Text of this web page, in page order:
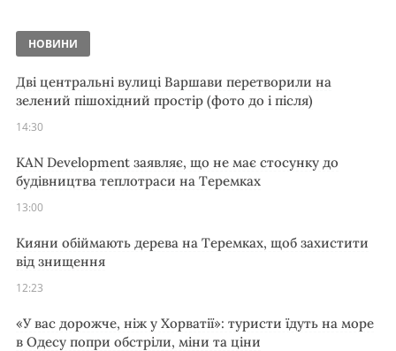
НОВИНИ
Дві центральні вулиці Варшави перетворили на
зелений пішохідний простір (фото до і після)
14:30
KAN Development заявляє, що не має стосунку до
будівництва теплотраси на Теремках
13:00
Кияни обіймають дерева на Теремках, щоб захистити
від знищення
12:23
«У вас дорожче, ніж у Хорватії»: туристи їдуть на море
в Одесу попри обстріли, міни та ціни